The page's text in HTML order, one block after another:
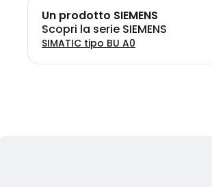
Un prodotto SIEMENS
Scopri la serie SIEMENS
SIMATIC tipo BU A0